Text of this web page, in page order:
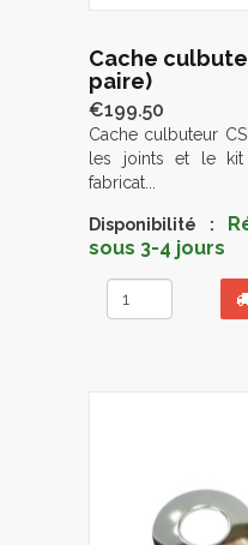
Cache
paire)
€199.50
Cache culbuteur
les joints et le
fabricat...
Disponibilité :
sous 3-4 jours